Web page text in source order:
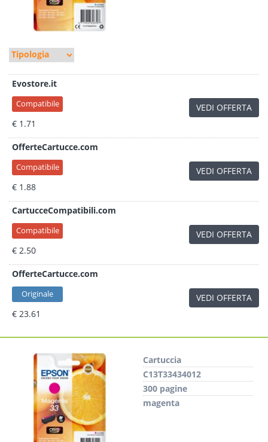
Evostore.it
Compatibile
€ 1.71
VEDI OFFERTA
OfferteCartucce.com
Compatibile
€ 1.88
VEDI OFFERTA
CartucceCompatibili.com
Compatibile
€ 2.50
VEDI OFFERTA
OfferteCartucce.com
Originale
€ 23.61
VEDI OFFERTA
Cartuccia
C13T33434012
300 pagine
magenta